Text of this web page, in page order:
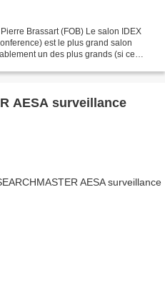
Brassart (FOB) Le salon IDEX
est le plus grand salon
un des plus grands (si ce
AESA surveillance